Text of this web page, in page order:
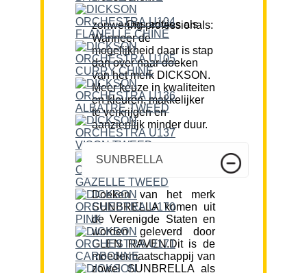
Ons advies als zonwering professionals:
Wanneer de
mogelijkheid daar is stap
dan over naar doeken
van het merk DICKSON.
Meer keuze in kwaliteiten
en kleuren, makkelijker
te verkrijgen en
aanzienlijk minder duur.
SUNBRELLA
Doeken van het merk
SUNBRELLA komen uit
de Verenigde Staten en
worden geleverd door
GLEN RAVEN.Dit is de
moedermaatschappij van
zowel SUNBRELLA als